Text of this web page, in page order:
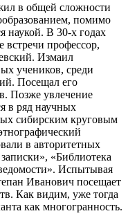
в общей сложности
помимо
наукой. В 30-х годах
встречи профессор,
Измаил
учеников, среди
Посещал его
Позже увлечение
в ряд научных
сибирским круговым
в авторитетных
«Библиотека
Испытывая
Иванович посещает
Как видим, уже тогда
как многогранность.